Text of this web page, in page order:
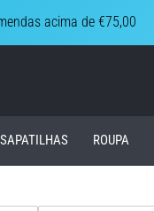
acima de €75,00
SAPATILHAS ROUPA